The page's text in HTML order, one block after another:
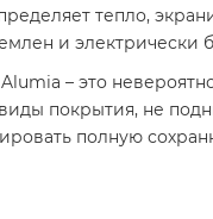
тепло,
и электрически
– это
покрытия, не
полную